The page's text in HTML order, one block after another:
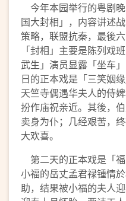
今年本园举行的粤剧
国大封相」，内容讲述
策略，联盟抗秦，最後
「封相」主要是陈列戏
武生」演员显露「坐车
日的正本戏是「三笑姻
天竺寺偶遇华夫人的侍
扮作庙祝亲近。其後，
卖身为仆；几经艰苦，
大欢喜。
第二天的正本戏是「
小福的岳丈孟君禄锺情
助，结果被小福的夫人